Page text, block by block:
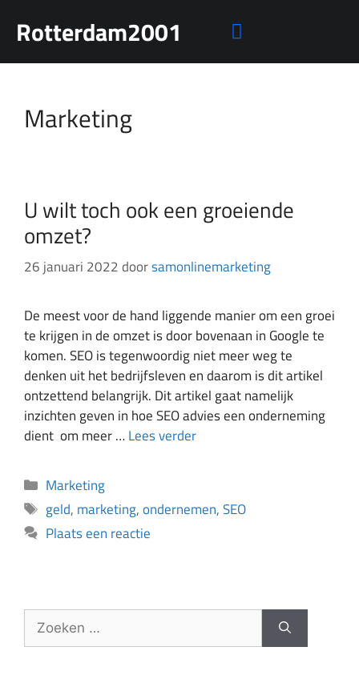
Rotterdam2001
Marketing
U wilt toch ook een groeiende
omzet?
26 januari 2022 doorsamonlinemarketing
De meest voor de hand liggende manier om een groei
te krijgen in de omzet is door bovenaan in Google te
komen. SEO is tegenwoordig niet meer weg te
denken uit het bedrijfsleven en daarom is dit artikel
ontzettend belangrijk. Dit artikel gaat namelijk
inzichten geven in hoe SEO advies een onderneming
dient om meer …Lees verder
Marketing
geld, marketing,ondernemen,SEO
Plaats een reactie